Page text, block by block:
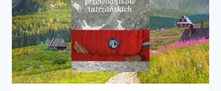
POŚWIĘCONEJ
AMERYCE
ŁACIŃSKIEJ